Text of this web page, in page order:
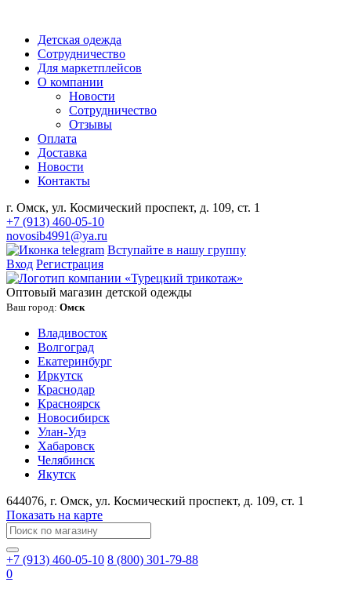
Детская одежда
Сотрудничество
Для маркетплейсов
О компании
Новости
Сотрудничество
Отзывы
Оплата
Доставка
Новости
Контакты
г. Омск, ул. Космический проспект, д. 109, ст. 1
+7 (913) 460-05-10
novosib4991@ya.ru
Вступайте в нашу группу
Вход Регистрация
Оптовый магазин детской одежды
Ваш город: Омск
Владивосток
Волгоград
Екатеринбург
Иркутск
Краснодар
Красноярск
Новосибирск
Улан-Удэ
Хабаровск
Челябинск
Якутск
644076, г. Омск, ул. Космический проспект, д. 109, ст. 1
Показать на карте
+7 (913) 460-05-10 8 (800) 301-79-88
0